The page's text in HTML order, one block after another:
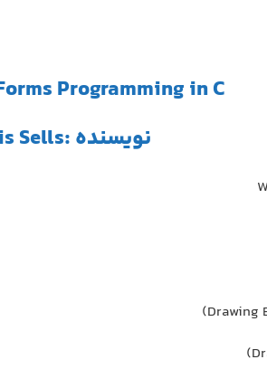
Programming in C#
نویسنده :Chris Sells